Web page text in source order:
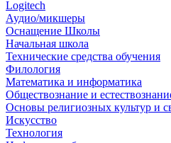
Logitech
Аудио/микшеры
Оснащение Школы
Начальная школа
Технические средства обучения
Филология
Математика и информатика
Обществознание и
Основы религиозных культур и
Искусство
Технология